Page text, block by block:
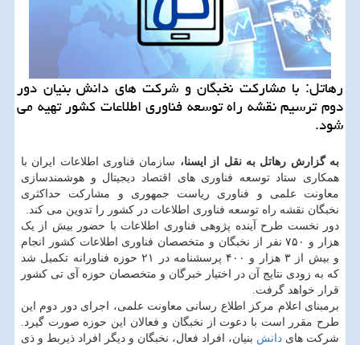
رهاتل: با مشارکت نخبگان و شرکت های دانش بنیان دور
دوم ترسیم نقشه راه توسعه فناوری اطلاعات کشور تهیه می
شود.
به گزارش رهاتل به نقل از ایسنا، سازمان فناوری اطلاعات ایران با
همکاری ستاد توسعه فناوری های اقتصاد دیجیتال و هوشمندسازی
معاونت علمی و فناوری ریاست جمهوری و مشارکت حداکثری
نخبگان نقشه راه توسعه فناوری اطلاعات در کشور را تدوین می کند.
دور نخست طرح آینده پژوهی فناوری اطلاعات با حضور بیش از یک
هزار و ۷۵۰ نفر از نخبگان و متخصصان فناوری اطلاعات کشور انجام
و بیش از ۳ هزار و ۴۰۰ پرسشنامه در ۲۱ حوزه فناورانه تکمیل شد
که به زودی نتایج آن در اختیار خبرگان و متخصصان حوزه آی تی کشور
قرار خواهد گرفت.
برمبنای اعلام مرکز اطلاع رسانی معاونت علمی، اجرای دور دوم این
طرح مقرر است با دعوت از نخبگان و فعالان این حوزه صورت گیرد.
شرکت های دانش بنیان، افراد فعال، نخبگان و دیگر افراد ذیربط و ذی